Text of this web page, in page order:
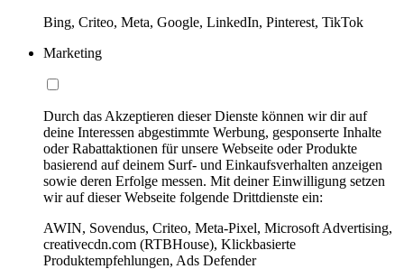
Bing, Criteo, Meta, Google, LinkedIn, Pinterest, TikTok
Marketing
Durch das Akzeptieren dieser Dienste können wir dir auf
deine Interessen abgestimmte Werbung, gesponserte Inhalte
oder Rabattaktionen für unsere Webseite oder Produkte
basierend auf deinem Surf- und Einkaufsverhalten anzeigen
sowie deren Erfolge messen. Mit deiner Einwilligung setzen
wir auf dieser Webseite folgende Drittdienste ein:
AWIN, Sovendus, Criteo, Meta-Pixel, Microsoft Advertising,
creativecdn.com (RTBHouse), Klickbasierte
Produktempfehlungen, Ads Defender